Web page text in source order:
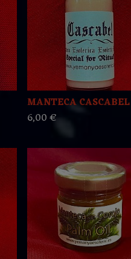
MANTECA CASCABEL
6,00 €